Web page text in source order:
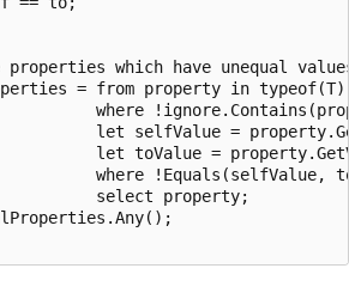
properties which have unequal
= from property in
where
let selfValue =
let toValue =
where !Equals(selfValue,
select property;